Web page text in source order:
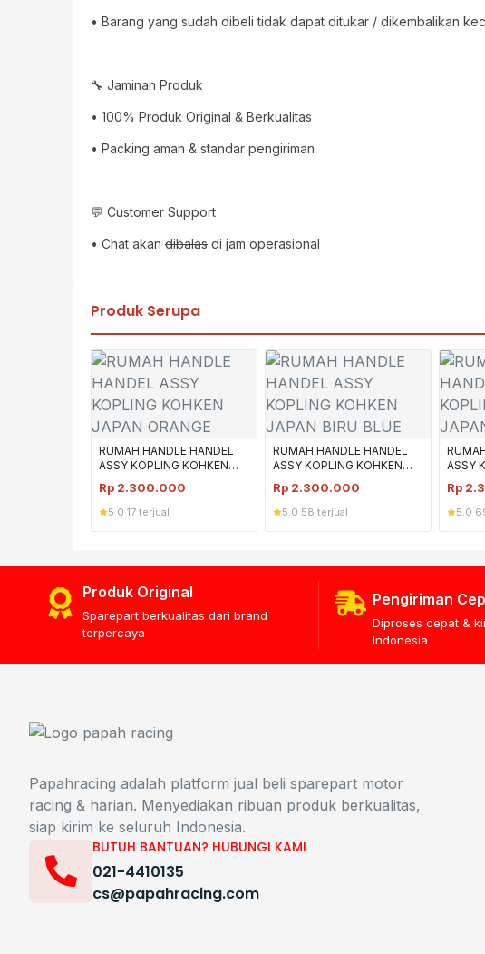
• Barang yang sudah dibeli tidak dapat ditukar / dikembalikan
🔧 Jaminan Produk
• 100% Produk Original & Berkualitas
• Packing aman & standar pengiriman
💬 Customer Support
• Chat akan dibalas di jam operasional
Produk Serupa
RUMAH HANDLE HANDEL
ASSY KOPLING KOHKEN
Rp 2.300.000
5.0 17 terjual
RUMAH HANDLE HANDEL
ASSY KOPLING KOHKEN
Rp 2.300.000
5.0 58 terjual
ASSY
Rp
5.0
Produk Original
Sparepart berkualitas dari brand
terpercaya
Pengiriman
Diproses cepat &
Indonesia
Papahracing adalah platform jual beli sparepart motor
racing & harian. Menyediakan ribuan produk berkualitas,
siap kirim ke seluruh Indonesia.
BUTUH BANTUAN? HUBUNGI KAMI
021-4410135
cs@papahracing.com